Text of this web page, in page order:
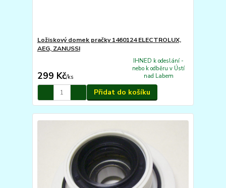
Ložiskový domek pračky 1460124 ELECTROLUX,
AEG, ZANUSSI
299 Kč/ks
IHNED k odeslání -
nebo k odběru v Ústí
nad Labem
Přidat do košíku